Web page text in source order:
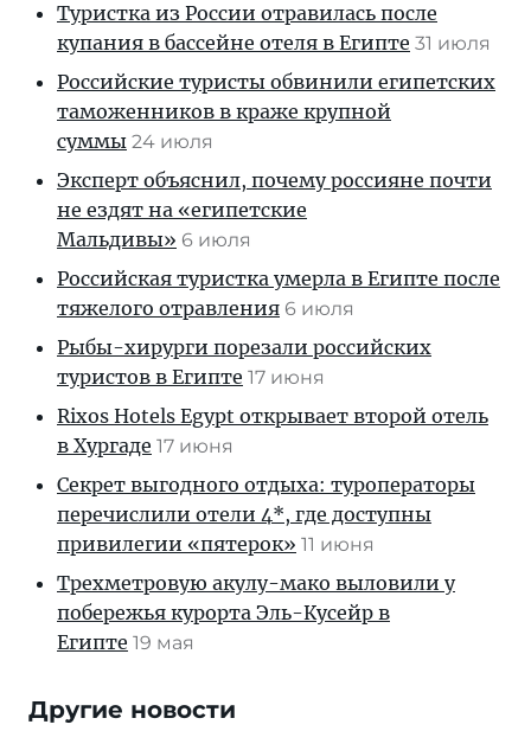
Туристка из России отравилась после
купания в бассейне отеля в Египте 31 июля
Российские туристы обвинили египетских
таможенников в краже крупной
суммы 24 июля
Эксперт объяснил, почему россияне почти
не ездят на «египетские
Мальдивы» 6 июля
Российская туристка умерла в Египте после
тяжелого отравления 6 июля
Рыбы-хирурги порезали российских
туристов в Египте 17 июня
Rixos Hotels Egypt открывает второй отель
в Хургаде 17 июня
Секрет выгодного отдыха: туроператоры
перечислили отели 4*, где доступны
привилегии «пятерок» 11 июня
Трехметровую акулу-мако выловили у
побережья курорта Эль-Кусейр в
Египте 19 мая
Другие новости